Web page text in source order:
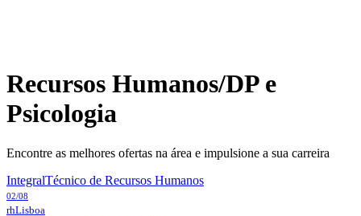
Recursos Humanos/DP e
Psicologia
Encontre as melhores ofertas na área e impulsione a sua carreira
IntegralTécnico de Recursos Humanos
02/08
rhLisboa